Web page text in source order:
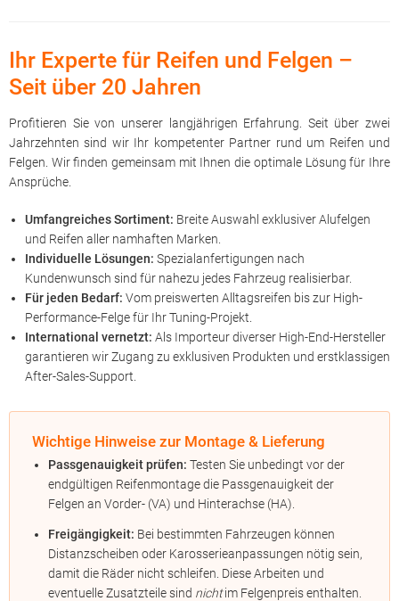
Ihr Experte für Reifen und Felgen –
Seit über 20 Jahren
Profitieren Sie von unserer langjährigen Erfahrung. Seit über zwei
Jahrzehnten sind wir Ihr kompetenter Partner rund um Reifen und
Felgen. Wir finden gemeinsam mit Ihnen die optimale Lösung für Ihre
Ansprüche.
Umfangreiches Sortiment: Breite Auswahl exklusiver Alufelgen
und Reifen aller namhaften Marken.
Individuelle Lösungen: Spezialanfertigungen nach
Kundenwunsch sind für nahezu jedes Fahrzeug realisierbar.
Für jeden Bedarf: Vom preiswerten Alltagsreifen bis zur High-
Performance-Felge für Ihr Tuning-Projekt.
International vernetzt: Als Importeur diverser High-End-Hersteller
garantieren wir Zugang zu exklusiven Produkten und erstklassigen
After-Sales-Support.
Wichtige Hinweise zur Montage & Lieferung
Passgenauigkeit prüfen: Testen Sie unbedingt vor der
endgültigen Reifenmontage die Passgenauigkeit der
Felgen an Vorder- (VA) und Hinterachse (HA).
Freigängigkeit: Bei bestimmten Fahrzeugen können
Distanzscheiben oder Karosserieanpassungen nötig sein,
damit die Räder nicht schleifen. Diese Arbeiten und
eventuelle Zusatzteile sind nichtim Felgenpreis enthalten.